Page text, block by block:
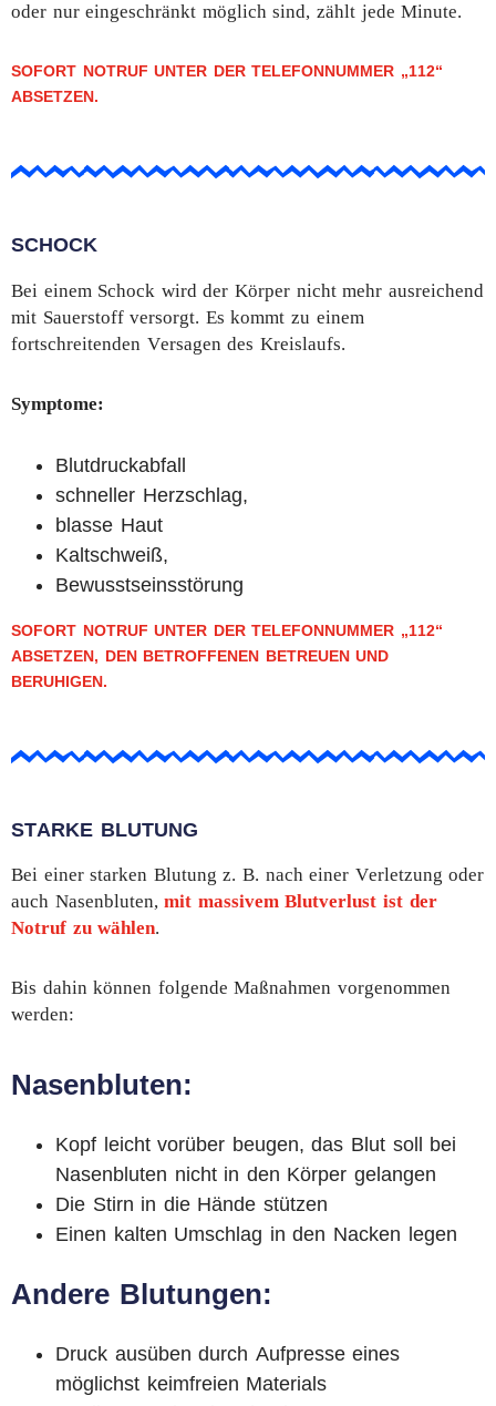
oder nur eingeschränkt möglich sind, zählt jede Minute.
SOFORT NOTRUF UNTER DER TELEFONNUMMER „112“
ABSETZEN.
SCHOCK
Bei einem Schock wird der Körper nicht mehr ausreichend
mit Sauerstoff versorgt. Es kommt zu einem
fortschreitenden Versagen des Kreislaufs.
Symptome:
Blutdruckabfall
schneller Herzschlag,
blasse Haut
Kaltschweiß,
Bewusstseinsstörung
SOFORT NOTRUF UNTER DER TELEFONNUMMER „112“
ABSETZEN, DEN BETROFFENEN BETREUEN UND
BERUHIGEN.
STARKE BLUTUNG
Bei einer starken Blutung z. B. nach einer Verletzung oder
auch Nasenbluten,mit massivem Blutverlust ist der
Notruf zu wählen.
Bis dahin können folgende Maßnahmen vorgenommen
werden:
Nasenbluten:
Kopf leicht vorüber beugen, das Blut soll bei
Nasenbluten nicht in den Körper gelangen
Die Stirn in die Hände stützen
Einen kalten Umschlag in den Nacken legen
Andere Blutungen:
Druck ausüben durch Aufpresse eines
möglichst keimfreien Materials